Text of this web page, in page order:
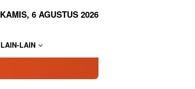
KAMIS, 6 AGUSTUS 2026
LAIN-LAIN